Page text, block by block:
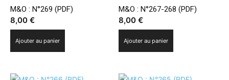
M&O : N°269 (PDF)
8,00 €
Ajouter au panier
M&O : N°267-268 (PDF)
8,00€
Ajouter au panier